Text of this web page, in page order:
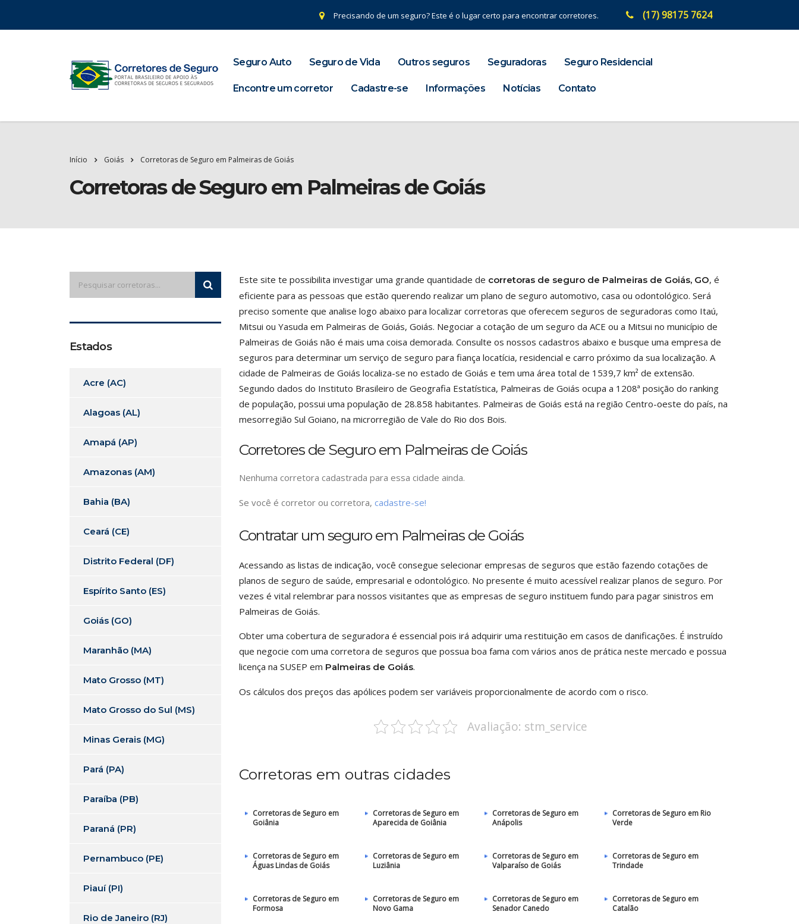
Precisando de um seguro? Este é o lugar certo para encontrar corretores. (17) 98175 7624
Seguro Auto Seguro de Vida Outros seguros Seguradoras Seguro Residencial
Encontre um corretor Cadastre-se Informações Notícias Contato
Início Goiás Corretoras de Seguro em Palmeiras de Goiás
Corretoras de Seguro em Palmeiras de Goiás
Este site te possibilita investigar uma grande quantidade de corretoras de seguro de Palmeiras de Goiás, GO, é
eficiente para as pessoas que estão querendo realizar um plano de seguro automotivo, casa ou odontológico. Será
preciso somente que analise logo abaixo para localizar corretoras que oferecem seguros de seguradoras como Itaú,
Mitsui ou Yasuda em Palmeiras de Goiás, Goiás. Negociar a cotação de um seguro da ACE ou a Mitsui no município de
Palmeiras de Goiás não é mais uma coisa demorada. Consulte os nossos cadastros abaixo e busque uma empresa de
seguros para determinar um serviço de seguro para fiança locatícia, residencial e carro próximo da sua localização. A
cidade de Palmeiras de Goiás localiza-se no estado de Goiás e tem uma área total de 1539,7 km² de extensão.
Segundo dados do Instituto Brasileiro de Geografia Estatística, Palmeiras de Goiás ocupa a 1208ª posição do ranking
de população, possui uma população de 28.858 habitantes. Palmeiras de Goiás está na região Centro-oeste do país, na
mesorregião Sul Goiano, na microrregião de Vale do Rio dos Bois.
Corretores de Seguro em Palmeiras de Goiás
Nenhuma corretora cadastrada para essa cidade ainda.
Se você é corretor ou corretora, cadastre-se!
Contratar um seguro em Palmeiras de Goiás
Acessando as listas de indicação, você consegue selecionar empresas de seguros que estão fazendo cotações de
planos de seguro de saúde, empresarial e odontológico. No presente é muito acessível realizar planos de seguro. Por
vezes é vital relembrar para nossos visitantes que as empresas de seguro instituem fundo para pagar sinistros em
Palmeiras de Goiás.
Obter uma cobertura de seguradora é essencial pois irá adquirir uma restituição em casos de danificações. É instruído
que negocie com uma corretora de seguros que possua boa fama com vários anos de prática neste mercado e possua
licença na SUSEP em Palmeiras de Goiás.
Os cálculos dos preços das apólices podem ser variáveis proporcionalmente de acordo com o risco.
Avaliação: stm_service
Corretoras em outras cidades
Corretoras de Seguro em
Goiânia
Corretoras de Seguro em
Aparecida de Goiânia
Corretoras de Seguro em
Anápolis
Corretoras de Seguro em Rio
Verde
Corretoras de Seguro em
Águas Lindas de Goiás
Corretoras de Seguro em
Luziânia
Corretoras de Seguro em
Valparaíso de Goiás
Corretoras de Seguro em
Trindade
Corretoras de Seguro em
Formosa
Corretoras de Seguro em
Novo Gama
Corretoras de Seguro em
Senador Canedo
Corretoras de Seguro em
Catalão
Estados
Acre (AC)
Alagoas (AL)
Amapá (AP)
Amazonas (AM)
Bahia (BA)
Ceará (CE)
Distrito Federal (DF)
Espírito Santo (ES)
Goiás (GO)
Maranhão (MA)
Mato Grosso (MT)
Mato Grosso do Sul (MS)
Minas Gerais (MG)
Pará (PA)
Paraíba (PB)
Paraná (PR)
Pernambuco (PE)
Piauí (PI)
Rio de Janeiro (RJ)